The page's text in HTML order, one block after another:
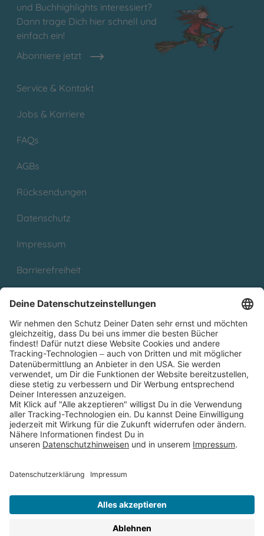
und Buchhighlights interessiert?
Dann trage Dich hier schnell und
einfach ein!
Abonniere jetzt
Service & Kontakt
Jobs & Karriere
FAQs
AGBs
Rücksendungen
Datenschutz
Impressum
Barrierefreiheit
Partnerprogramm (Affiliate)
Folge uns auf
* Versandkostenfrei ab 9,00 € Bestellwert innerhalb
Deutschlands
** Lieferzeit 1-3 Werktage innerhalb Deutschlands
Thienemann-Esslinger Verlag GmbH, Blumenstraße 36, D-70182